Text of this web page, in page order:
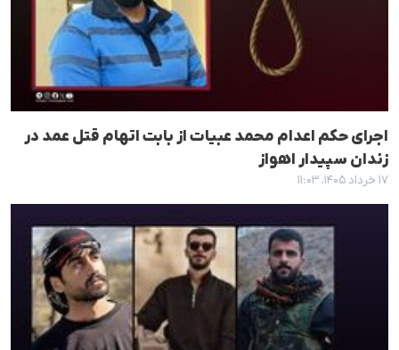
اجرای حکم اعدام محمد عبیات از بابت اتهام قتل عمد در
زندان سپیدار اهواز
۱۷ خرداد ۱۴۰۵، ۱۱:۰۳